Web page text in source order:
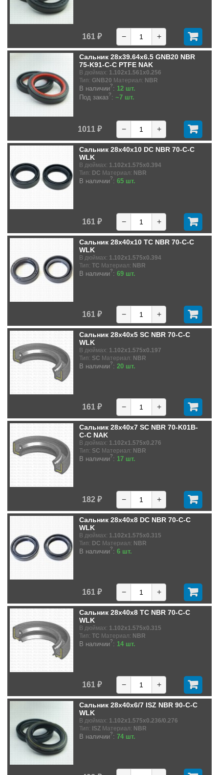
161 ₽ − +
Сальник 28x39.64x6.5 GNB20 NBR
75-K91-C-C PTFE NAK
В дюймах: 1.102x1.561x0.256
Тип: GNB20 Материал: NBR
В наличии?: 12 шт.
Под заказ?: ~7 шт.
1011 ₽ − +
Сальник 28x40x10 DC NBR 70-C-C
WLK
В дюймах: 1.102x1.575x0.394
Тип: DC Материал: NBR
В наличии?: 65 шт.
161 ₽ − +
Сальник 28x40x10 TC NBR 70-C-C
WLK
В дюймах: 1.102x1.575x0.394
Тип: TC Материал: NBR
В наличии?: 69 шт.
161 ₽ − +
Сальник 28x40x5 SC NBR 70-C-C
WLK
В дюймах: 1.102x1.575x0.197
Тип: SC Материал: NBR
В наличии?: 20 шт.
161 ₽ − +
Сальник 28x40x7 SC NBR 70-K01B-
C-C NAK
В дюймах: 1.102x1.575x0.276
Тип: SC Материал: NBR
В наличии?: 17 шт.
182 ₽ − +
Сальник 28x40x8 DC NBR 70-C-C
WLK
В дюймах: 1.102x1.575x0.315
Тип: DC Материал: NBR
В наличии?: 6 шт.
161 ₽ − +
Сальник 28x40x8 TC NBR 70-C-C
WLK
В дюймах: 1.102x1.575x0.315
Тип: TC Материал: NBR
В наличии?: 14 шт.
161 ₽ − +
Сальник 28x40x6/7 ISZ NBR 90-C-C
WLK
В дюймах: 1.102x1.575x0.236/0.276
Тип: ISZ Материал: NBR
В наличии?: 74 шт.